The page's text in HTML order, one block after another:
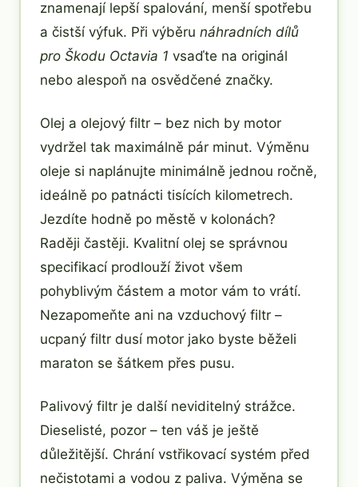
znamenají lepší spalování, menší spotřebu
a čistší výfuk. Při výběru náhradních dílů
pro Škodu Octavia 1 vsaďte na originál
nebo alespoň na osvědčené značky.
Olej a olejový filtr – bez nich by motor
vydržel tak maximálně pár minut. Výměnu
oleje si naplánujte minimálně jednou ročně,
ideálně po patnácti tisících kilometrech.
Jezdíte hodně po městě v kolonách?
Raději častěji. Kvalitní olej se správnou
specifikací prodlouží život všem
pohyblivým částem a motor vám to vrátí.
Nezapomeňte ani na vzduchový filtr –
ucpaný filtr dusí motor jako byste běželi
maraton se šátkem přes pusu.
Palivový filtr je další neviditelný strážce.
Dieselisté, pozor – ten váš je ještě
důležitější. Chrání vstřikovací systém před
nečistotami a vodou z paliva. Výměna se